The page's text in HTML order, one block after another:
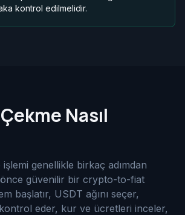
kontrol edilmelidir.
Nasıl
genellikle birkaç adımdan
önce güvenilir bir crypto-to-fiat
başlatır, USDT ağını seçer,
eder, kur ve ücretleri inceler,